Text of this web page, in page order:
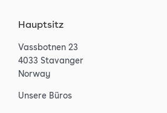
Hauptsitz
Vassbotnen 23
4033 Stavanger
Norway
Unsere Büros